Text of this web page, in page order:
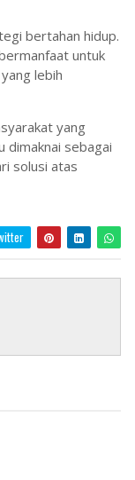
bertahan hidup.
untuk
lebih
yang
dimaknai sebagai
solusi atas